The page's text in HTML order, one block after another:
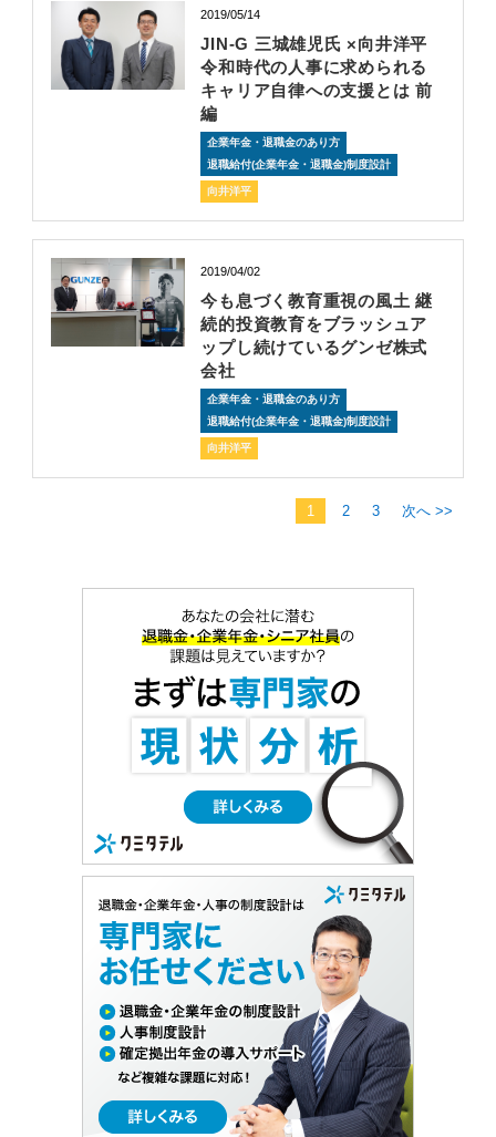
2019/05/14
JIN-G 三城雄児氏 ×向井洋平
令和時代の人事に求められる
キャリア自律への支援とは 前
編
企業年金・退職金のあり方
退職給付(企業年金・退職金)制度設計
向井洋平
2019/04/02
今も息づく教育重視の風土 継
続的投資教育をブラッシュア
ップし続けているグンゼ株式
会社
企業年金・退職金のあり方
退職給付(企業年金・退職金)制度設計
向井洋平
1 2 3 次へ >>